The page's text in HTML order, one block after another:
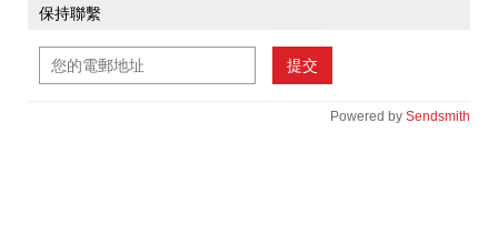
保持聯繫
提交
Powered by Sendsmith